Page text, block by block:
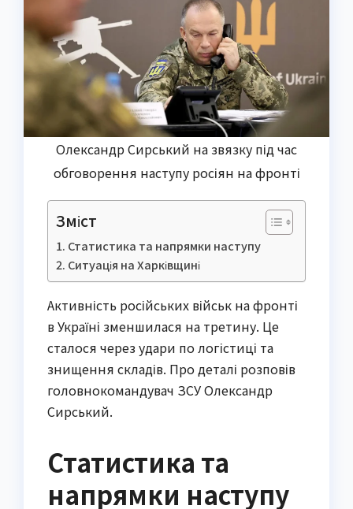
Олександр Сирський на звязку під час
обговорення наступу росіян на фронті
Зміст
Статистика та напрямки наступу
Ситуація на Харківщині
Активність російських військ на фронті
в Україні зменшилася на третину. Це
сталося через удари по логістиці та
знищення складів. Про деталі розповів
головнокомандувач ЗСУ Олександр
Сирський.
Статистика та
напрямки наступу